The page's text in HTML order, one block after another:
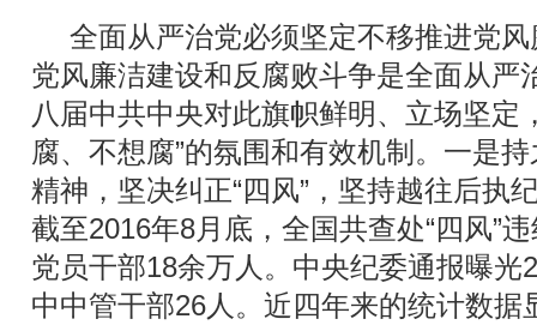
全面从严治党必须坚定不移推进党
党风廉洁建设和反腐败斗争是全面从严
八届中共中央对此旗帜鲜明、立场坚定
腐、不想腐”的氛围和有效机制。一是
精神，坚决纠正“四风”，坚持越往后执
截至2016年8月底，全国共查处“四风”
党员干部18余万人。中央纪委通报曝光
中中管干部26人。近四年来的统计数据